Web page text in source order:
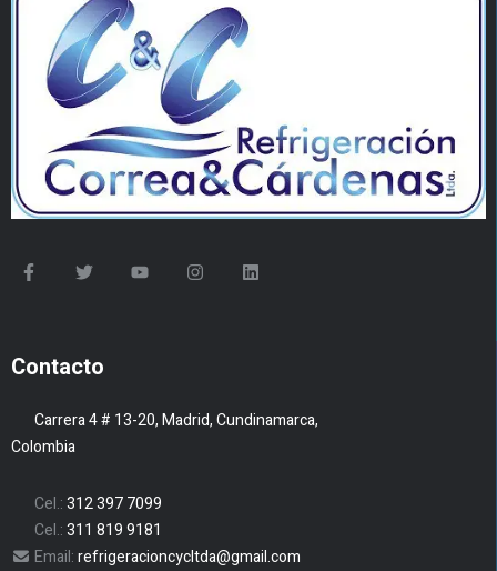
Contacto
Carrera 4 # 13-20, Madrid, Cundinamarca,
Colombia
Cel.:312 397 7099
Cel.:311 819 9181
Email:refrigeracioncycltda@gmail.com